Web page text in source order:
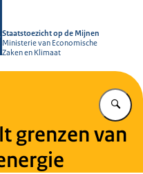
Staatstoezicht op de Mijnen
Ministerie van Economische
Zaken en Klimaat
grenzen van